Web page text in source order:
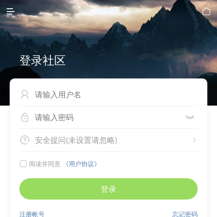
 
登录社区

 
 
安全提问(未设置请忽略)
 阅读并同意 《用户协议》
登录
忘记密码
注册帐号